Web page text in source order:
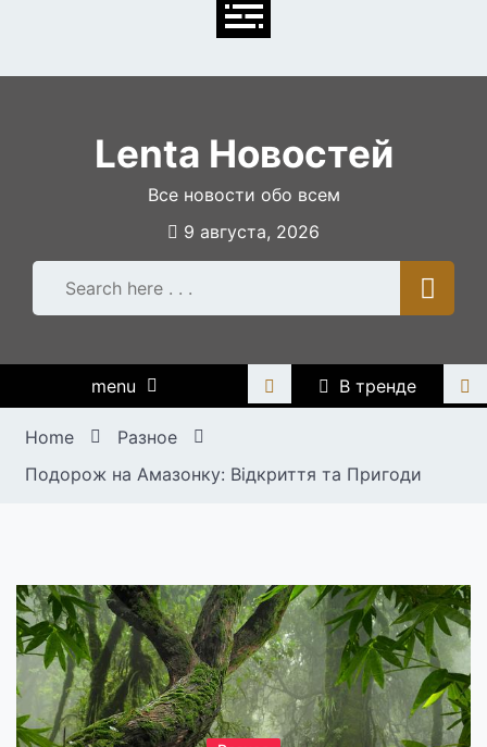
Lenta Новостей
Все новости обо всем
9 августа, 2026
menu В тренде
Home
Разное
Подорож на Амазонку: Відкриття та Пригоди